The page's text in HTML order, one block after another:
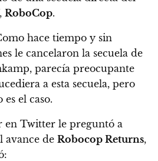
RoboCop.
hace tiempo y sin
le cancelaron la secuela de
, parecía preocupante
a esta secuela, pero
el caso.
en Twitter le preguntó a
avance de Robocop Returns,